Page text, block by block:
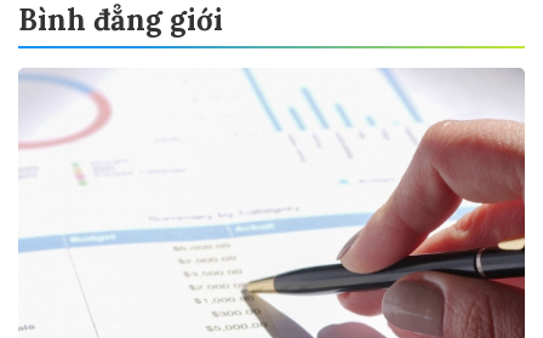
Bình đẳng giới